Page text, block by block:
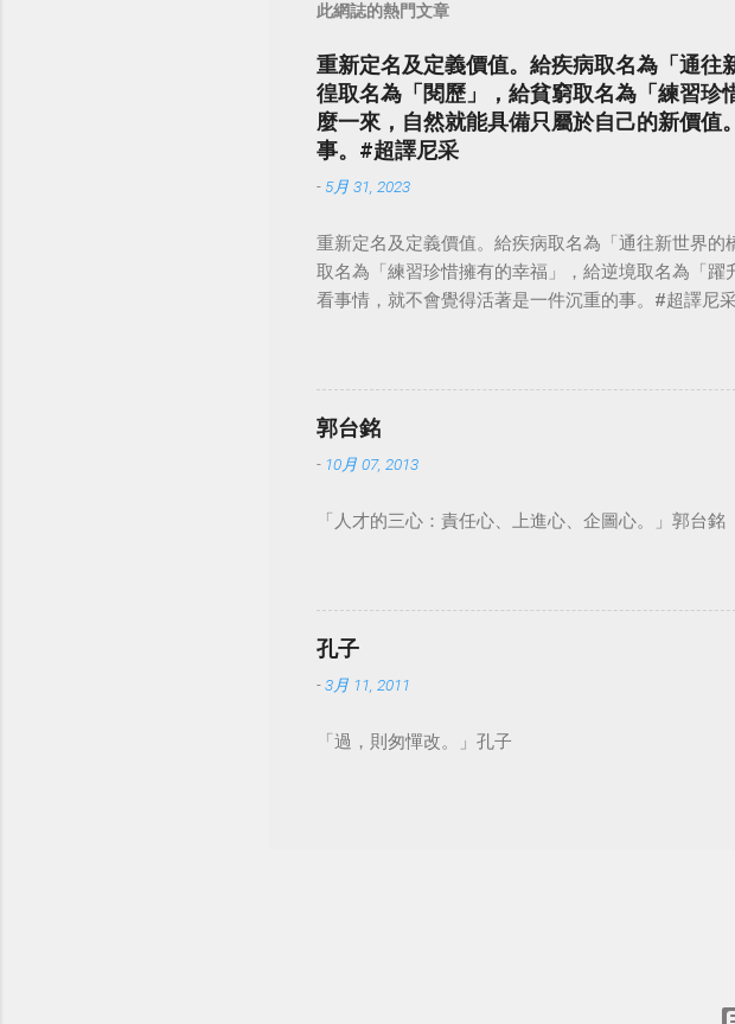
此網誌的熱門文章
重新定名及定義價值。給疾病取名為「通
徨取名為「閱歷」，給貧窮取名為「練習
麼一來，自然就能具備只屬於自己的新價
事。#超譯尼采
- 5月 31, 2023
重新定名及定義價值。給疾病取名為「通往新世界
取名為「練習珍惜擁有的幸福」，給逆境取名為「
看事情，就不會覺得活著是一件沉重的事。#超譯尼
郭台銘
- 10月 07, 2013
「人才的三心：責任心、上進心、企圖心。」郭台銘
孔子
-3月 11, 2011
「過，則匆憚改。」孔子